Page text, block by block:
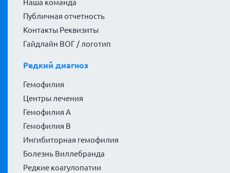
Наша команда
Публичная отчетность
Контакты Реквизиты
Гайдлайн ВОГ / логотип
Редкий диагноз
Гемофилия
Центры лечения
Гемофилия А
Гемофилия В
Ингибиторная гемофилия
Болезнь Виллебранда
Редкие коагулопатии